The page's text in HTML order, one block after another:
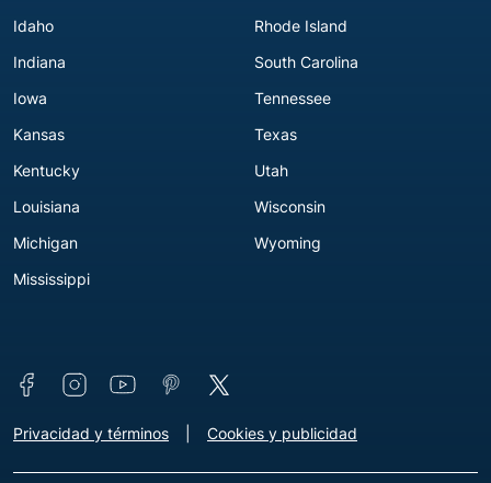
Idaho
Indiana
Iowa
Kansas
Kentucky
Louisiana
Michigan
Mississippi
Rhode Island
South Carolina
Tennessee
Texas
Utah
Wisconsin
Wyoming
Connect with us
Footer - Extra Links [v3]
Privacidad y términos Cookies y publicidad